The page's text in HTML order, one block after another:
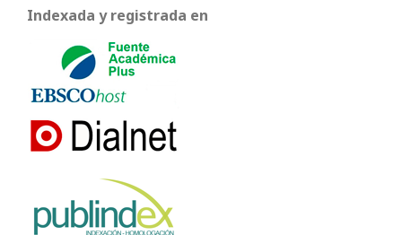
Indexada y registrada en